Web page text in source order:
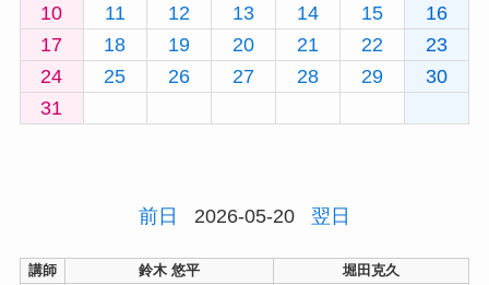
10
11 12 13 14 15
16
17
18 19 20 21 22
23
24
25 26 27 28 29
30
31
前日 2026-05-20 翌日
講師 鈴木 悠平
堀田克久